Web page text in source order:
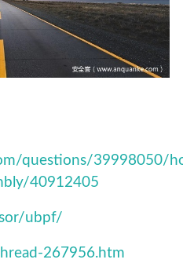
questions/39998050/
40912405
ubpf/
267956.htm